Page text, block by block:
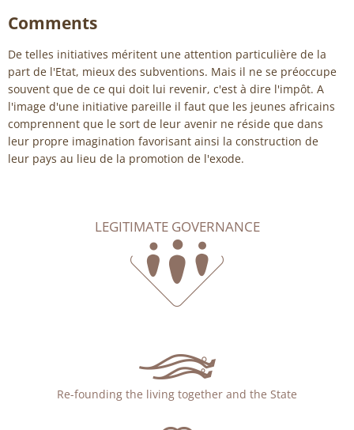
Comments
De telles initiatives méritent une attention particulière de la
part de l'Etat, mieux des subventions. Mais il ne se préoccupe
souvent que de ce qui doit lui revenir, c'est à dire l'impôt. A
l'image d'une initiative pareille il faut que les jeunes africains
comprennent que le sort de leur avenir ne réside que dans
leur propre imagination favorisant ainsi la construction de
leur pays au lieu de la promotion de l'exode.
LEGITIMATE GOVERNANCE
Re-founding the living together and the State